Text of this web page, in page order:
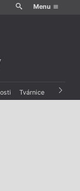
Menu
Tvárnice Archiv